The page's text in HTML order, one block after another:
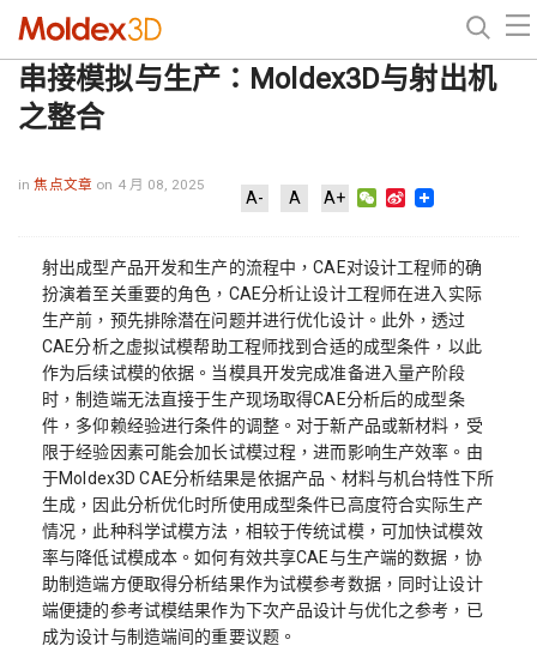
串接模拟与生产：Moldex3D与射出机
之整合
in焦点文章 on 4 月 08, 2025
A- A A+ WeChat
Sina
射出成型产品开发和生产的流程中，CAE对设计工程师的确
扮演着至关重要的角色，CAE分析让设计工程师在进入实际
生产前，预先排除潜在问题并进行优化设计。此外，透过
CAE分析之虚拟试模帮助工程师找到合适的成型条件，以此
作为后续试模的依据。当模具开发完成准备进入量产阶段
时，制造端无法直接于生产现场取得CAE分析后的成型条
件，多仰赖经验进行条件的调整。对于新产品或新材料，受
限于经验因素可能会加长试模过程，进而影响生产效率。由
于Moldex3D CAE分析结果是依据产品、材料与机台特性下所
生成，因此分析优化时所使用成型条件已高度符合实际生产
情况，此种科学试模方法，相较于传统试模，可加快试模效
率与降低试模成本。如何有效共享CAE与生产端的数据，协
助制造端方便取得分析结果作为试模参考数据，同时让设计
端便捷的参考试模结果作为下次产品设计与优化之参考，已
成为设计与制造端间的重要议题。